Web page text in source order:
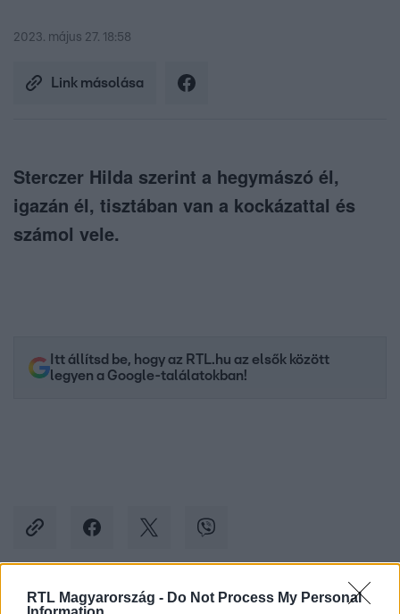
RTL Magyarország - Do Not Process My Personal
2023. május 27. 18:58
Link másolása
Sterczer Hilda szerint a hegymászó él,
igazán él, tisztában van a kockázattal és
számol vele.
Itt állítsd be, hogy az RTL.hu az elsők között
legyen a Google-találatokban!
Kövess minket, és értesülj a friss hírekről a